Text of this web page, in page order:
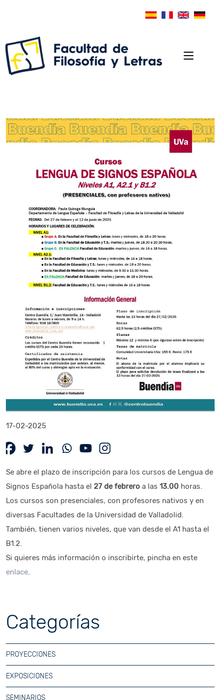
17-02-2025
Se abre el plazo de inscripción para los cursos de Lengua de
Signos Española hasta el 27 de febreroa las 13.00horas.
Los cursos son presenciales, con profesores nativos y en
diversas Facultades de la Universidad de Valladolid.
También, tienen varios niveles, que van desde el A1 hasta el
B1.2.
Si quieres más información o inscribirte, pincha en este
enlace.
Categorías
PROYECCIONES
EXPOSICIONES
SEMINARIOS